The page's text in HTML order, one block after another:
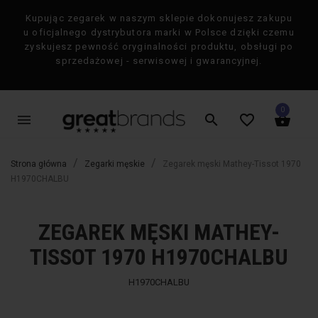
Kupując zegarek w naszym sklepie dokonujesz zakupu
u oficjalnego dystrybutora marki w Polsce dzięki czemu
zyskujesz pewność oryginalności produktu, obsługi po
sprzedażowej - serwisowej i gwarancyjnej.
menu shopping_basket
0
favorite_border
search
×
Strona główna Zegarki męskie
Zegarek męski Mathey-Tissot 1970
H1970CHALBU
ZEGAREK MĘSKI MATHEY-
TISSOT 1970 H1970CHALBU
H1970CHALBU
-50% favorite_border -50%